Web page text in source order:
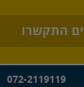
התקשרו
072-2119119